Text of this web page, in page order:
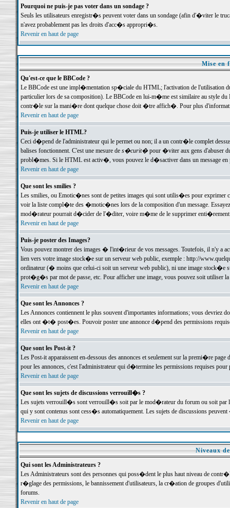
Pourquoi ne puis-je pas voter dans un sondage ?
Seuls les utilisateurs enregistr�s peuvent voter dans un sondage (afin d'�viter le
n'avez probablement pas les droits d'acc�s appropri�s.
Revenir en haut de page
Mise en
Qu'est-ce que le BBCode ?
Le BBCode est une impl�mentation sp�ciale du HTML; l'activation de l'utilisation
particulier lors de sa composition). Le BBCode en lui-m�me est similaire au style
contr�le sur la mani�re dont quelque chose doit �tre affich�. Pour plus
Revenir en haut de page
Puis-je utiliser le HTML?
Ceci d�pend de l'administrateur qui le permet ou non; il a un contr�le complet
balises fonctionnent. C'est une mesure de s�curit�pour �viter aux gens d'abuser
probl�mes. Si le HTML est activ�, vous pouvez le d�sactiver dans un message en
Revenir en haut de page
Que sont les smilies ?
Les smilies, ou Emotic�nes sont de petites images qui sont utilis�es pour exprimer
voir la liste compl�te des �motic�nes lors de la composition d'un message.
mod�rateur pourrait d�cider de l'�diter, voire m�me de le supprimer
Revenir en haut de page
Puis-je poster des Images?
Vous pouvez montrer des images � l'int�rieur de vos messages. Toutefois, il n'y a
lien vers votre image stock�e sur un serveur web public, exemple : http://
ordinateur (� moins que celui-ci soit un serveur web public), ni une image stock�e
prot�g�s par mot de passe, etc. Pour afficher une image, vous pouvez soit
Revenir en haut de page
Que sont les Annonces ?
Les Annonces contiennent le plus souvent d'importantes informations; vous devriez
elles ont �t� post�es. Pouvoir poster une annonce d�pend des permissions
Revenir en haut de page
Que sont les Post-it ?
Les Post-it apparaissent en-dessous des annonces et seulement sur la premi�re
pour les annonces, c'est l'administrateur qui d�termine les permissions requises pour
Revenir en haut de page
Que sont les sujets de discussions verrouill�s ?
Les sujets verrouill�s sont verrouill�s soit par le mod�rateur du forum ou soit par
qui y sont contenus sont cess�s automatiquement. Les sujets de discussions
Revenir en haut de page
Niveaux
Qui sont les Administrateurs ?
Les Administrateurs sont des personnes qui poss�dent le plus haut niveau de
r�glage des permissions, le bannissement d'utilisateurs, la cr�ation de groupes
forums.
Revenir en haut de page